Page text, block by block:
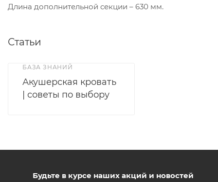
Длина дополнительной секции – 630 мм.
Статьи
БАЗА ЗНАНИЙ
Акушерская кровать
| советы по выбору
Будьте в курсе наших акций и новостей